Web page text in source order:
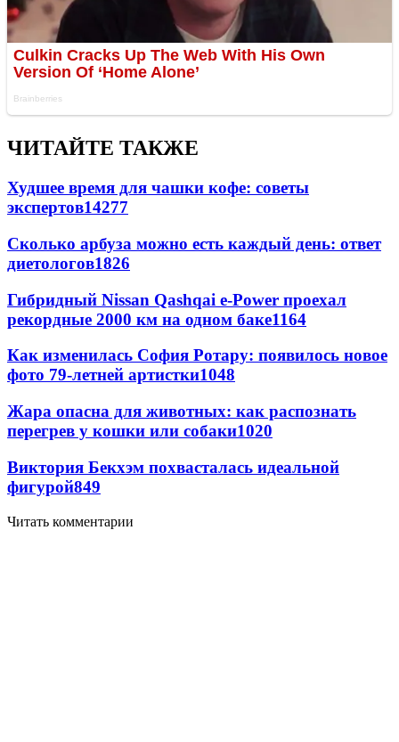
ЧИТАЙТЕ ТАКЖЕ
Худшее время для чашки кофе: советы
экспертов14277
Сколько арбуза можно есть каждый день: ответ
диетологов1826
Гибридный Nissan Qashqai e-Power проехал
рекордные 2000 км на одном баке1164
Как изменилась София Ротару: появилось новое
фото 79-летней артистки1048
Жара опасна для животных: как распознать
перегрев у кошки или собаки1020
Виктория Бекхэм похвасталась идеальной
фигурой849
Читать комментарии